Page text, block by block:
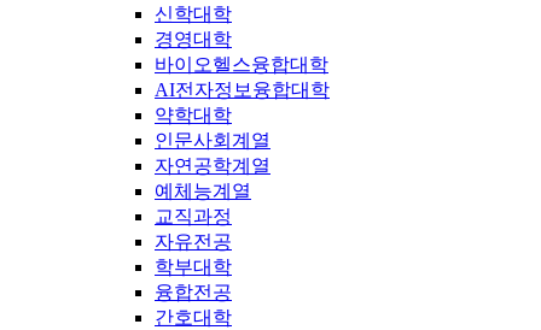
신학대학
경영대학
바이오헬스융합대학
AI전자정보융합대학
약학대학
인문사회계열
자연공학계열
예체능계열
교직과정
자유전공
학부대학
융합전공
간호대학